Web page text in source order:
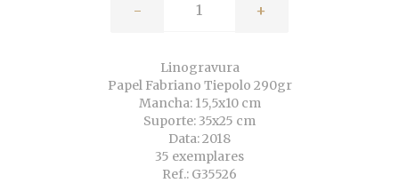
- +
Linogravura
Papel Fabriano Tiepolo 290gr
Mancha: 15,5x10 cm
Suporte: 35x25 cm
Data: 2018
35 exemplares
Ref.: G35526